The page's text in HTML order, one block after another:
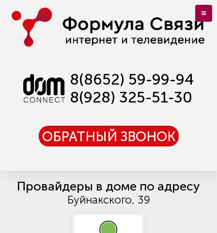
8(8652) 59-99-94
8(928) 325-51-30
ОБРАТНЫЙ ЗВОНОК
Провайдеры в доме по адресу
Буйнакского, 39